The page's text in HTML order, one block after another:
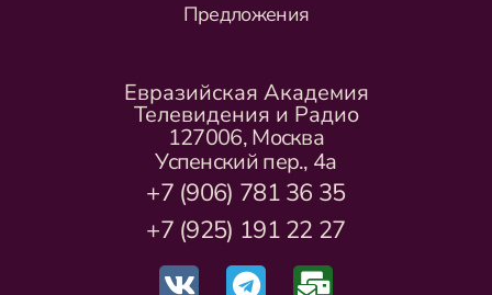
Предложения
Евразийская Академия
Телевидения и Радио
127006, Москва
Успенский пер., 4а
+7 (906) 781 36 35
+7 (925) 191 22 27